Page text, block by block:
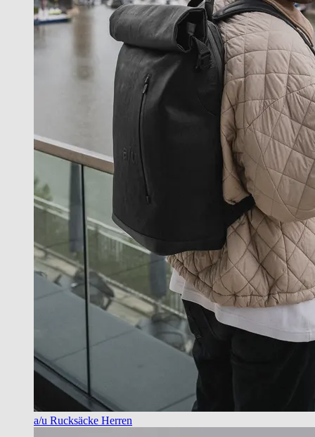
a/u Rucksäcke Herren